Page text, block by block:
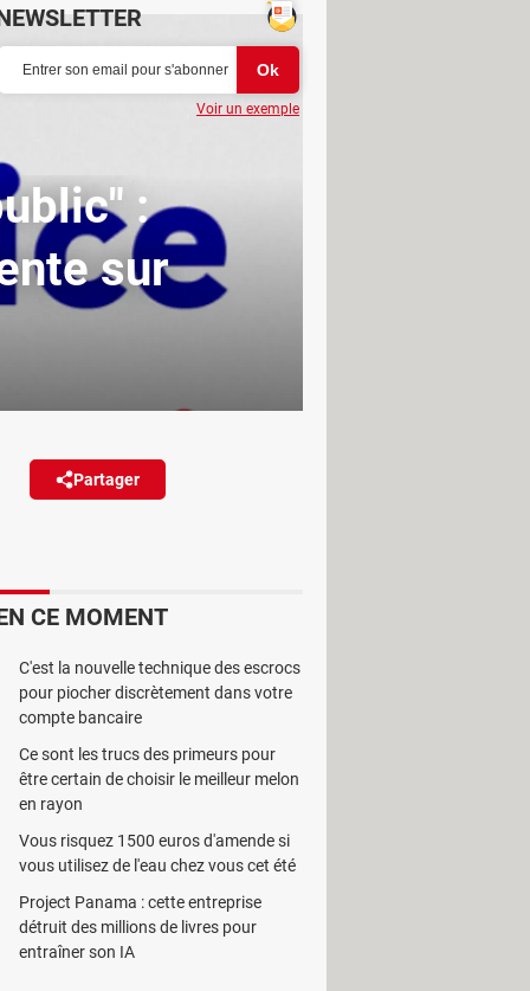
:
sur
Partager
de données, qui comprends
et à leurs aspirations
de l'Intérieur etl'URSSAF
service public, d'être victime
les concours, les
un mail à certains utilisateurs
gestionnaire. Et ce ne sont
beaucoup plus sensibles...
Voir un exemple
CE MOMENT
C'est la nouvelle technique des escrocs
pour piocher discrètement dans votre
compte bancaire
Ce sont les trucs des primeurs pour
être certain de choisir le meilleur melon
en rayon
Vous risquez 1500 euros d'amende si
vous utilisez de l'eau chez vous cet été
Project Panama : cette entreprise
détruit des millions de livres pour
entraîner son IA